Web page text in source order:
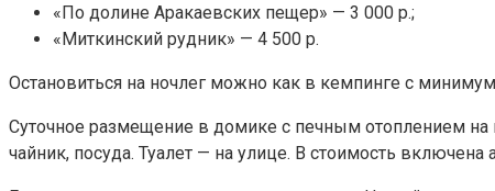
«По долине Аракаевских пещер» — 3 000 р.;
«Миткинский рудник» — 4 500 р.
Остановиться на ночлег можно как в кемпинге с
Суточное размещение в домике с печным отоплением на
чайник, посуда. Туалет — на улице. В стоимость